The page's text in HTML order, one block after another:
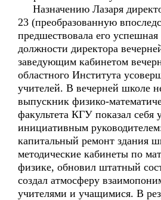
Назначению Лазаря
23 (преобразованную
предшествовала его успешная
должности директора
заведующим кабинетом
областного Института
учителей. В вечерней школе
выпускник физико-
факультета КГУ показал себя
инициативным
капитальный ремонт здания
методические кабинеты по
физике, обновил штатный
создал атмосферу
учителями и учащимися. В